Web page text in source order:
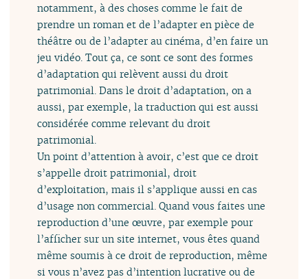
notamment, à des choses comme le fait de
prendre un roman et de l’adapter en pièce de
théâtre ou de l’adapter au cinéma, d’en faire un
jeu vidéo. Tout ça, ce sont ce sont des formes
d’adaptation qui relèvent aussi du droit
patrimonial. Dans le droit d’adaptation, on a
aussi, par exemple, la traduction qui est aussi
considérée comme relevant du droit
patrimonial.
Un point d’attention à avoir, c’est que ce droit
s’appelle droit patrimonial, droit
d’exploitation, mais il s’applique aussi en cas
d’usage non commercial. Quand vous faites une
reproduction d’une œuvre, par exemple pour
l’afficher sur un site internet, vous êtes quand
même soumis à ce droit de reproduction, même
si vous n’avez pas d’intention lucrative ou de